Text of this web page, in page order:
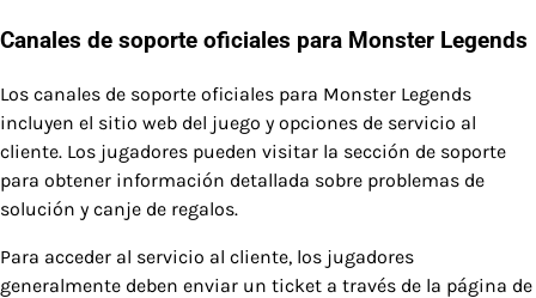
Canales de soporte oficiales para Monster Legends
Los canales de soporte oficiales para Monster Legends
incluyen el sitio web del juego y opciones de servicio al
cliente. Los jugadores pueden visitar la sección de soporte
para obtener información detallada sobre problemas de
solución y canje de regalos.
Para acceder al servicio al cliente, los jugadores
generalmente deben enviar un ticket a través de la página de